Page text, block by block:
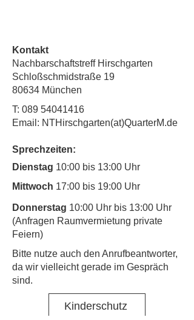
Kontakt
Nachbarschaftstreff Hirschgarten
Schloßschmidstraße 19
80634 München
T: 089 54041416
Email: NTHirschgarten(at)QuarterM.de
Sprechzeiten:
Dienstag 10:00 bis 13:00 Uhr
Mittwoch 17:00 bis 19:00 Uhr
Donnerstag 10:00 Uhr bis 13:00 Uhr
(Anfragen Raumvermietung private
Feiern)
​Bitte nutze auch den Anrufbeantworter,
da wir vielleicht gerade im Gespräch
sind.
Kinderschutz